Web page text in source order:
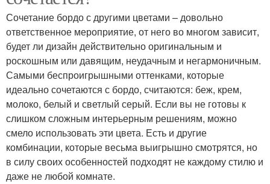
Сочетание бордо с другими цветами – довольно
ответственное мероприятие, от него во многом зависит,
будет ли дизайн действительно оригинальным и
роскошным или давящим, неудачным и негармоничным.
Самыми беспроигрышными оттенками, которые
идеально сочетаются с бордо, считаются: беж, крем,
молоко, белый и светлый серый. Если вы не готовы к
слишком сложным интерьерным решениям, можно
смело использовать эти цвета. Есть и другие
комбинации, которые весьма выигрышно смотрятся, но
в силу своих особенностей подходят не каждому стилю и
даже не любой комнате.